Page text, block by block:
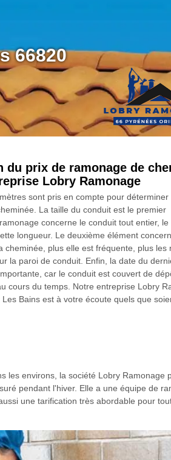
66820
du prix de ramonage de
Lobry Ramonage
sont pris en compte pour déterminer
La taille du conduit est le premier
concerne le conduit tout entier, le
longueur. Le deuxième élément
cheminée, plus elle est fréquente, plus les
la paroi de conduit. Enfin, la date du
car le conduit est couvert de
cours du temps. Notre entreprise Lobry
Les Bains est à votre écoute quels que
les environs, la société Lobry Ramonage
pendant l'hiver. Elle a une équipe de
une tarification très abordable pour